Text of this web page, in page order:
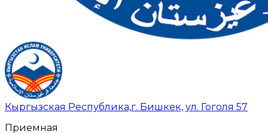
Кыргызская Республика,г. Бишкек, ул. Гоголя 57
Приемная